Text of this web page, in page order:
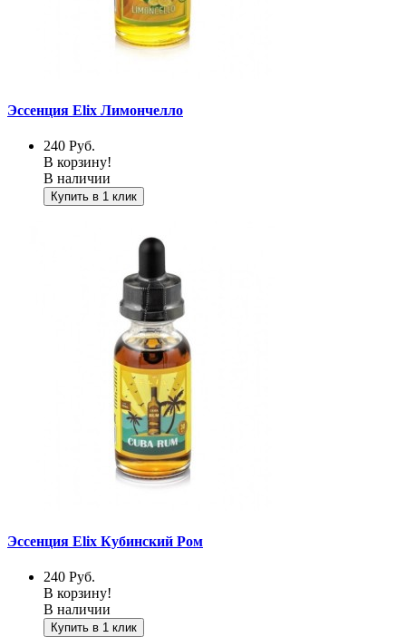
Эссенция Elix Лимончелло
240 Руб.
В корзину!
В наличии
Купить в 1 клик
Эссенция Elix Кубинский Ром
240 Руб.
В корзину!
В наличии
Купить в 1 клик